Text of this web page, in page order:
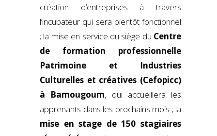
création d’entreprises à travers
l’incubateur qui sera bientôt fonctionnel
; la mise en service du siège du Centre
de formation professionnelle
Patrimoine et Industries
Culturelles et créatives (Cefopicc)
à Bamougoum, qui accueillera les
apprenants dans les prochains mois ; la
mise en stage de 150 stagiaires